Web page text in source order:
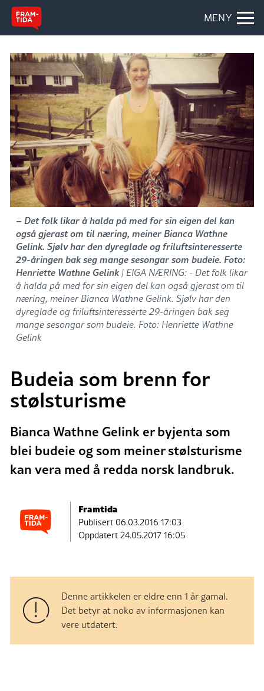
MENY
– Det folk likar å halda på med for sin eigen del kan
også gjerast om til næring, meiner Bianca Wathne
Gelink. Sjølv har den dyreglade og friluftsinteresserte
29-åringen bak seg mange sesongar som budeie. Foto:
Henriette Wathne Gelink| EIGA NÆRING: - Det folk likar
å halda på med for sin eigen del kan også gjerast om til
næring, meiner Bianca Wathne Gelink. Sjølv har den
dyreglade og friluftsinteresserte 29-åringen bak seg
mange sesongar som budeie. Foto: Henriette Wathne
Gelink
Budeia som brenn for
stølsturisme
Bianca Wathne Gelink er byjenta som
blei budeie og som meiner stølsturisme
kan vera med å redda norsk landbruk.
Framtida
Publisert06.03.2016 17:03
Oppdatert 24.05.2017 16:05
Denne artikkelen er eldre enn 1 år gamal.
Det betyr at noko av informasjonen kan
vere utdatert.